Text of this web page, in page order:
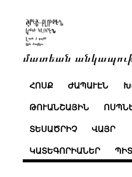
մատեան
ՀՈՍՔ ԺԱՊԱՒԷՆ
ԹՈՒԱՆՇԱՅԻՆ
ՏԵՍԱԾՐԻՉ ՎԱՅՐ
ԿԱՏԵԳՈՐԻԱՆԵՐ